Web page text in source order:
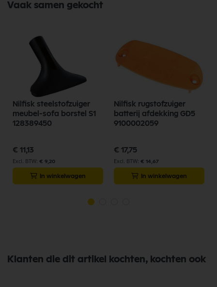
Vaak samen gekocht
Nilfisk steelstofzuiger
meubel-sofa borstel S1
128389450
€ 11,13
€ 9,20
In winkelwagen
Nilfisk rugstofzuiger
batterij afdekking GD5
9100002059
€ 17,75
€ 14,67
In winkelwagen
Klanten die dit artikel kochten, kochten ook